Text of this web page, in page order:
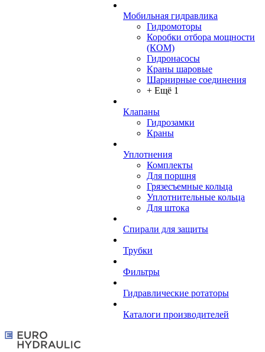
Мобильная гидравлика
Гидромоторы
Коробки отбора мощности
(КОМ)
Гидронасосы
Краны шаровые
Шарнирные соединения
+ Ещё 1
Клапаны
Гидрозамки
Краны
Уплотнения
Комплекты
Для поршня
Грязесъемные кольца
Уплотнительные кольца
Для штока
Спирали для защиты
Трубки
Фильтры
Гидравлические ротаторы
Каталоги производителей